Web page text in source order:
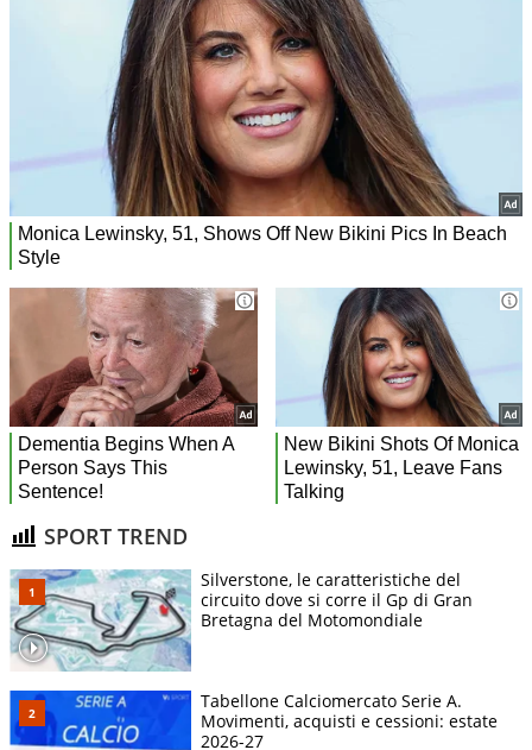
SPORT TREND
Silverstone, le caratteristiche del
circuito dove si corre il Gp di Gran
Bretagna del Motomondiale
Tabellone Calciomercato Serie A.
Movimenti, acquisti e cessioni: estate
2026-27